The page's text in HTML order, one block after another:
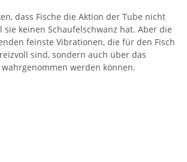
dass Fische die Aktion der Tube nicht
sie keinen Schaufelschwanz hat. Aber die
feinste Vibrationen, die für den Fisch
sind, sondern auch über das
werden können.